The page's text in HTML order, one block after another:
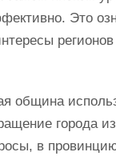
Это
община
города
в